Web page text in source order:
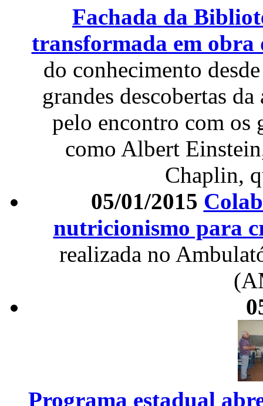
Fachada da
transformada em obra
do conhecimento
grandes descobertas
pelo encontro com os
como Albert
Chaplin,
05/01/2015
nutricionismo para
realizada no
Programa estadual